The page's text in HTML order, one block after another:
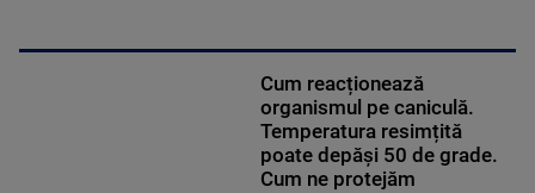
Cum reacționează
organismul pe caniculă.
Temperatura resimțită
poate depăși 50 de grade.
Cum ne protejăm